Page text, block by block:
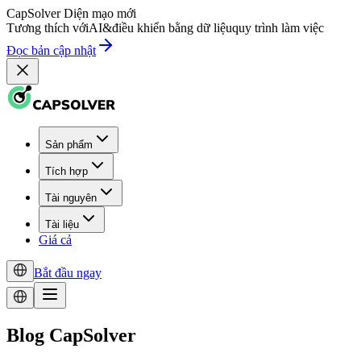
CapSolver Diện mạo mới
Tương thích vớiAI&điều khiển bằng dữ liệuquy trình làm việc
Đọc bản cập nhật
Sản phẩm
Tích hợp
Tài nguyên
Tài liệu
Giá cả
Bắt đầu ngay
Blog CapSolver